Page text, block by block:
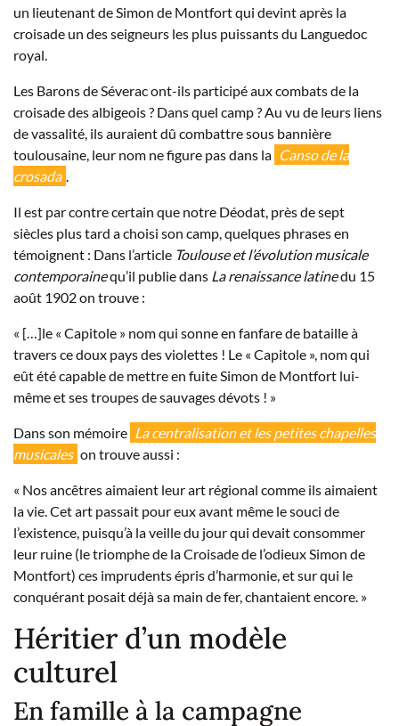
un lieutenant de Simon de Montfort qui devint après la
croisade un des seigneurs les plus puissants du Languedoc
royal.
Les Barons de Séverac ont-ils participé aux combats de la
croisade des albigeois ? Dans quel camp ? Au vu de leurs liens
de vassalité, ils auraient dû combattre sous bannière
toulousaine, leur nom ne figure pas dans la Canso de la
crosada .
Il est par contre certain que notre Déodat, près de sept
siècles plus tard a choisi son camp, quelques phrases en
témoignent : Dans l’article Toulouse et l’évolution musicale
contemporainequ’il publie dans La renaissance latinedu 15
août 1902 on trouve :
« […]le « Capitole » nom qui sonne en fanfare de bataille à
travers ce doux pays des violettes ! Le « Capitole », nom qui
eût été capable de mettre en fuite Simon de Montfort lui-
même et ses troupes de sauvages dévots ! »
Dans son mémoire La centralisation et les petites chapelles
musicales on trouve aussi :
« Nos ancêtres aimaient leur art régional comme ils aimaient
la vie. Cet art passait pour eux avant même le souci de
l’existence, puisqu’à la veille du jour qui devait consommer
leur ruine (le triomphe de la Croisade de l’odieux Simon de
Montfort) ces imprudents épris d’harmonie, et sur qui le
conquérant posait déjà sa main de fer, chantaient encore. »
Héritier d’un modèle
culturel
En famille à la campagne